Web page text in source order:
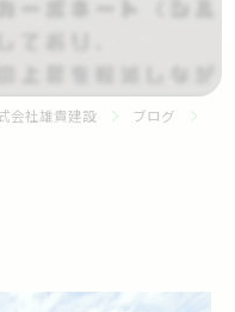
会社雄貴建設 ブログ